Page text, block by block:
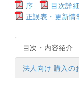
序
目次詳細
正誤表・更新情
目次・内容紹介
法人向け 購入の